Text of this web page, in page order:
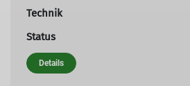
Technik
Status
Details